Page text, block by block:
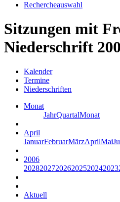
Rechercheauswahl
Sitzungen mit
Niederschrift
Kalender
Termine
Niederschriften
Monat
JahrQuartalMonat
April
JanuarFebruarMärzAprilMai
2006
202820272026202520242023
Aktuell